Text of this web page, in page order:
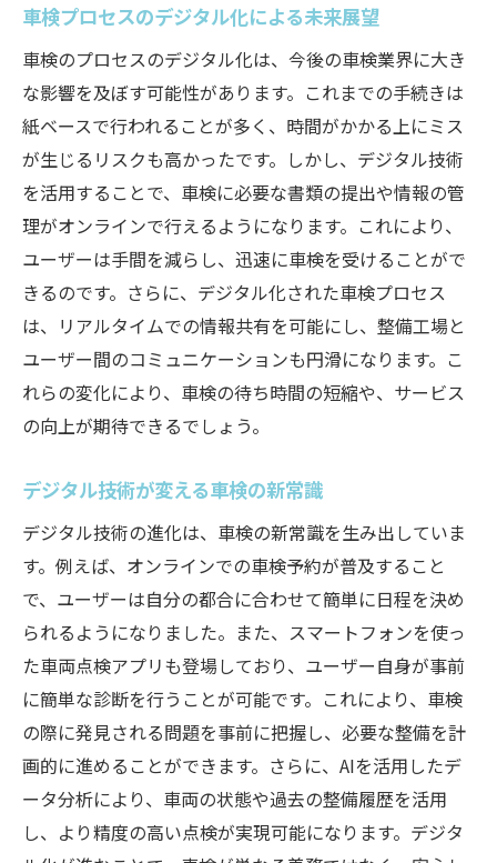
手続き簡略化のためのデジタル化の具体例
車検手続きのデジタル化による時間短縮の
実現
デジタルツールで車検手続きが簡単に
車検手続きのデジタル化がもたらす効率性
デジタル化で実現する手続きの簡略化
車検手続きがデジタル化で劇的に変わる
車検の新時代を迎えるデジタル技術の革新
革新的デジタル技術が車検に与える影響
車検の新時代を切り開くデジタルテクノロ
ジー
デジタル技術革新で変わる車検の時代
車検の新時代を迎える技術的変化
デジタル技術革新が生み出す車検の新時代
デジタル化で変わる車検プロセスの利便性
利便性向上のための車検プロセスのデジタ
ル化
デジタル化がもたらす車検の利便性の向上
車検プロセスのデジタル化による利便性の
進化
デジタル化で実現する車検プロセスの快適
さ
車検プロセスのデジタル化による未来展望
車検のプロセスのデジタル化は、今後の車検業界に大き
な影響を及ぼす可能性があります。これまでの手続きは
紙ベースで行われることが多く、時間がかかる上にミス
が生じるリスクも高かったです。しかし、デジタル技術
を活用することで、車検に必要な書類の提出や情報の管
理がオンラインで行えるようになります。これにより、
ユーザーは手間を減らし、迅速に車検を受けることがで
きるのです。さらに、デジタル化された車検プロセス
は、リアルタイムでの情報共有を可能にし、整備工場と
ユーザー間のコミュニケーションも円滑になります。こ
れらの変化により、車検の待ち時間の短縮や、サービス
の向上が期待できるでしょう。
デジタル技術が変える車検の新常識
デジタル技術の進化は、車検の新常識を生み出していま
す。例えば、オンラインでの車検予約が普及すること
で、ユーザーは自分の都合に合わせて簡単に日程を決め
られるようになりました。また、スマートフォンを使っ
た車両点検アプリも登場しており、ユーザー自身が事前
に簡単な診断を行うことが可能です。これにより、車検
の際に発見される問題を事前に把握し、必要な整備を計
画的に進めることができます。さらに、AIを活用したデ
ータ分析により、車両の状態や過去の整備履歴を活用
し、より精度の高い点検が実現可能になります。デジタ